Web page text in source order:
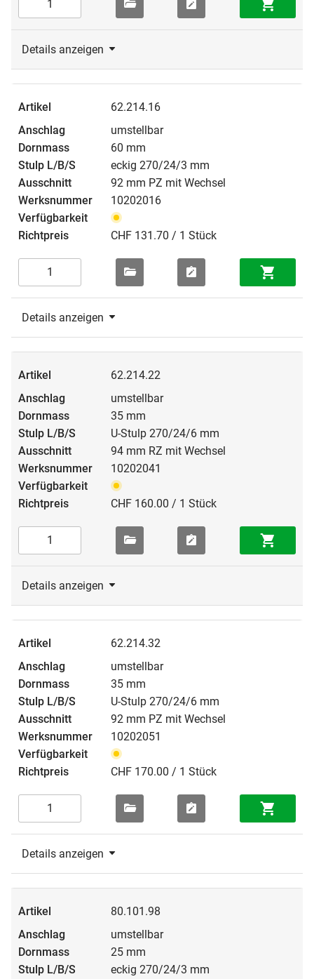
Details anzeigen
62.214.16
umstellbar
60 mm
eckig 270/24/3 mm
92 mm PZ mit Wechsel
10202016
CHF 131.70 / 1 Stück
Details anzeigen
62.214.22
umstellbar
35 mm
U-Stulp 270/24/6 mm
94 mm RZ mit Wechsel
10202041
CHF 160.00 / 1 Stück
Details anzeigen
62.214.32
umstellbar
35 mm
U-Stulp 270/24/6 mm
92 mm PZ mit Wechsel
10202051
CHF 170.00 / 1 Stück
Details anzeigen
80.101.98
umstellbar
25 mm
eckig 270/24/3 mm